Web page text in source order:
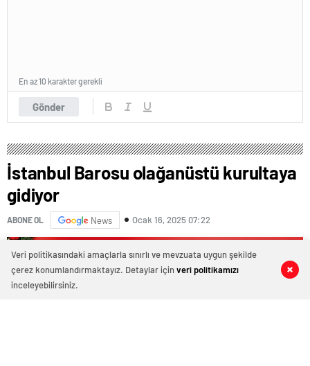
0 0
Gönder
En az 10 karakter gerekli
İstanbul Barosu olağanüstü kurultaya
gidiyor
ABONE OL News Ocak 16, 2025 07:22
0 0
Veri politikasındaki amaçlarla sınırlı ve mevzuata uygun şekilde
çerez konumlandırmaktayız. Detaylar içinveri politikamızı
inceleyebilirsiniz.